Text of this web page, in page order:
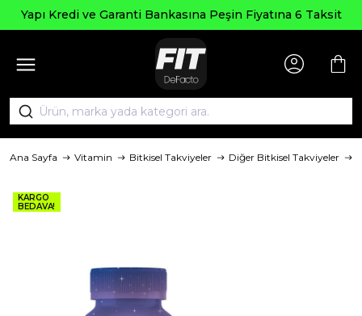
Yapı Kredi ve Garanti Bankasına Peşin Fiyatına 6 Taksit
Ana Sayfa Vitamin Bitkisel Takviyeler Diğer Bitkisel Takviyeler
KARGO
BEDAVA!